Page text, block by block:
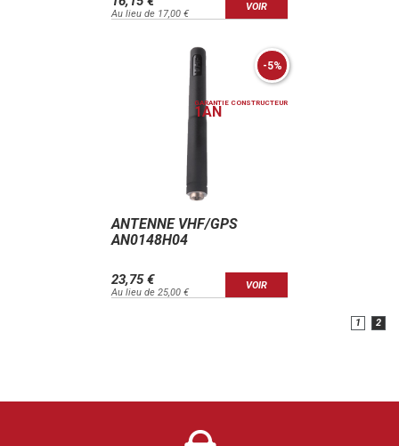
Au lieu de 17,00 €
VOIR
-5%
GARANTIE CONSTRUCTEUR
1AN
ANTENNE VHF/GPS
AN0148H04
23,75 €
Au lieu de 25,00 €
VOIR
1 2